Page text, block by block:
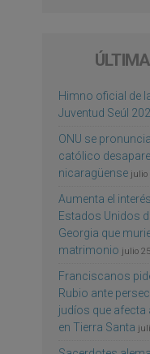
Himno oficial de
Juventud Seúl
ONU se
católico
nicaragüense julio
Aumenta el
Estados Unidos
Georgia que
matrimonio julio
Franciscanos
Rubio ante
judíos que
en Tierra Santa